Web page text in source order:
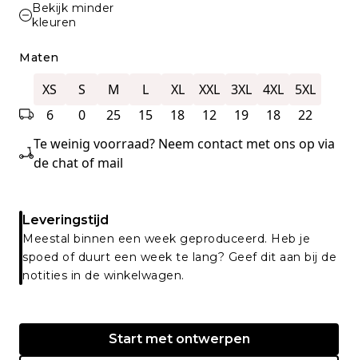
Bekijk minder
kleuren
Maten
XS
6
S
0
M
25
L
15
XL
18
XXL
12
3XL
19
4XL
18
5XL
22
Te weinig voorraad? Neem contact met ons op via
de chat of mail
Leveringstijd
Meestal binnen een week geproduceerd. Heb je
spoed of duurt een week te lang? Geef dit aan bij de
notities in de winkelwagen.
Start met ontwerpen